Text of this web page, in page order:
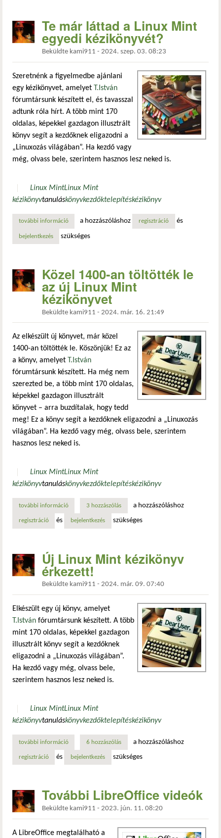
Te már láttad a Linux Mint
egyedi kézikönyvét?
Beküldte kami911 - 2024. szep. 03. 08:23
Szeretnénk a figyelmedbe ajánlani
egy kézikönyvet, amelyet
T.István
fórumtársunk készített el, és tavasszal
adtunk róla hírt. A több mint 170
oldalas, képekkel gazdagon illusztrált
könyv segít a kezdőknek eligazodni a
„Linuxozás világában”. Ha kezdő vagy
még, olvass bele, szerintem hasznos lesz neked is.
Linux MintLinux Mint
kézikönyvtanuláskönyvkezdőktelepítéskézikönyv
további információte már láttad a linux mint egyedi kézikönyvét? tartalommal
a hozzászóláshoz regisztráció és
bejelentkezés szükséges
Közel 1400-an töltötték le
az új Linux Mint
kézikönyvet
Beküldte kami911 - 2024. már. 16. 21:49
Az elkészült új könyvet, már közel
1400-an töltötték le. Köszönjük! Ez az
a könyv, amelyet T.István
fórumtársunk készített. Ha még nem
szerezted be, a több mint 170 oldalas,
képekkel gazdagon illusztrált
könyvet – arra buzdítalak, hogy tedd
meg! Ez a könyv segít a kezdőknek eligazodni a „Linuxozás
világában”. Ha kezdő vagy még, olvass bele, szerintem
hasznos lesz neked is.
Linux MintLinux Mint
kézikönyvtanuláskönyvkezdőktelepítéskézikönyv
további információközel 1400-an töltötték le az új linux mint kézikönyvet
3 hozzászólás a hozzászóláshoz
regisztráció és bejelentkezés szükséges
Új Linux Mint kézikönyv
érkezett!
Beküldte kami911 - 2024. már. 09. 07:40
Elkészült egy új könyv, amelyet
T.István fórumtársunk készített. A több
mint 170 oldalas, képekkel gazdagon
illusztrált könyv segít a kezdőknek
eligazodni a „Linuxozás világában”.
Ha kezdő vagy még, olvass bele,
szerintem hasznos lesz neked is.
Linux MintLinux Mint
kézikönyvtanuláskönyvkezdőktelepítéskézikönyv
további információúj linux mint kézikönyv érkezett! tartalommal
6 hozzászólás a hozzászóláshoz
regisztráció és bejelentkezés szükséges
További LibreOffice videók
Beküldte kami911 - 2023. jún. 11. 08:20
A LibreOffice megtalálható a